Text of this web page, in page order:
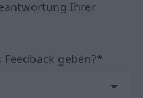
Ihrer
geben?*